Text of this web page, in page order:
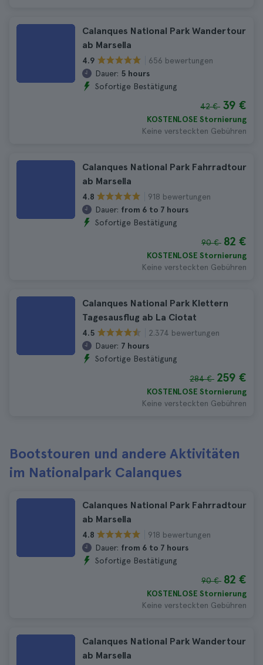
Calanques National Park Wandertour
ab Marsella
4.9
656 bewertungen
Dauer: 5 hours
Sofortige Bestätigung
42 € 39 €
KOSTENLOSE Stornierung
Keine versteckten Gebühren
Calanques National Park Fahrradtour
ab Marsella
4.8
918 bewertungen
Dauer: from 6 to 7 hours
Sofortige Bestätigung
90 € 82 €
KOSTENLOSE Stornierung
Keine versteckten Gebühren
Calanques National Park Klettern
Tagesausflug ab La Ciotat
4.5
2.374 bewertungen
Dauer: 7 hours
Sofortige Bestätigung
284 € 259 €
KOSTENLOSE Stornierung
Keine versteckten Gebühren
Bootstouren und andere Aktivitäten
im Nationalpark Calanques
Calanques National Park Fahrradtour
ab Marsella
4.8
918 bewertungen
Dauer: from 6 to 7 hours
Sofortige Bestätigung
90 € 82 €
KOSTENLOSE Stornierung
Keine versteckten Gebühren
Calanques National Park Wandertour
ab Marsella